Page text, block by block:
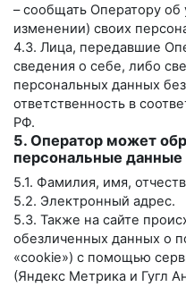
– сообщать Оператору
изменении) своих
4.3. Лица, передавшие
сведения о себе, либо
персональных данных
ответственность в
РФ.
5. Оператор может
персональные данные
5.1. Фамилия, имя,
5.2. Электронный адрес.
5.3. Также на сайте
обезличенных данных о
«cookie») с помощью
(Яндекс Метрика и Гугл